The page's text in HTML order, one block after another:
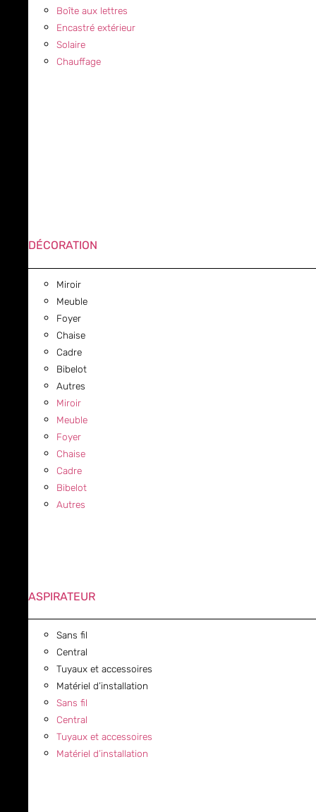
Boîte aux lettres
Encastré extérieur
Solaire
Chauffage
DÉCORATION
Miroir
Meuble
Foyer
Chaise
Cadre
Bibelot
Autres
Miroir
Meuble
Foyer
Chaise
Cadre
Bibelot
Autres
ASPIRATEUR
Sans fil
Central
Tuyaux et accessoires
Matériel d’installation
Sans fil
Central
Tuyaux et accessoires
Matériel d’installation